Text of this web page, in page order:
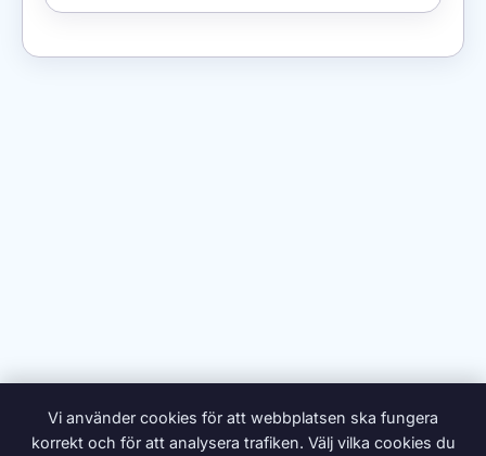
Vi använder cookies för att webbplatsen ska fungera
korrekt och för att analysera trafiken. Välj vilka cookies du